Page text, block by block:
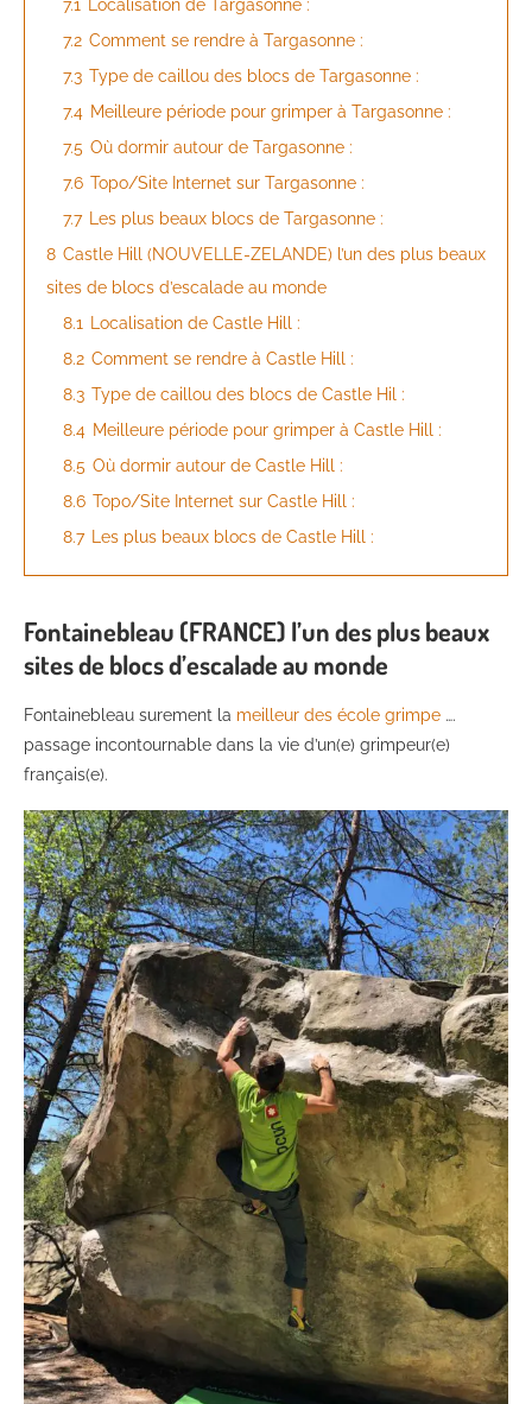
7.1
Localisation de Targasonne :
7.2 Comment se rendre à Targasonne :
7.3 Type de caillou des blocs de Targasonne :
7.4 Meilleure période pour grimper à Targasonne :
7.5 Où dormir autour de Targasonne :
7.6 Topo/Site Internet sur Targasonne :
7.7
Les plus beaux blocs de Targasonne :
8 Castle Hill (NOUVELLE-ZELANDE) l’un des plus beaux
sites de blocs d’escalade au monde
8.1
Localisation de Castle Hill :
8.2 Comment se rendre à Castle Hill :
8.3 Type de caillou des blocs de Castle Hil :
8.4 Meilleure période pour grimper à Castle Hill :
8.5 Où dormir autour de Castle Hill :
8.6 Topo/Site Internet sur Castle Hill :
8.7
Les plus beaux blocs de Castle Hill :
Fontainebleau (FRANCE) l’un des plus beaux
sites de blocs d’escalade au monde
Fontainebleau surement la meilleur des école grimpe ….
passage incontournable dans la vie d’un(e) grimpeur(e)
français(e).